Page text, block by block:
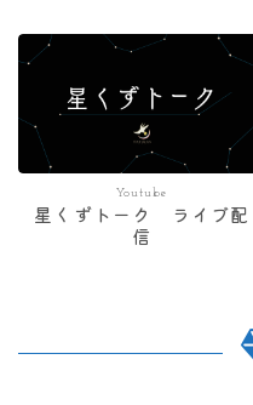
Youtube
星くずトーク ライブ配
信